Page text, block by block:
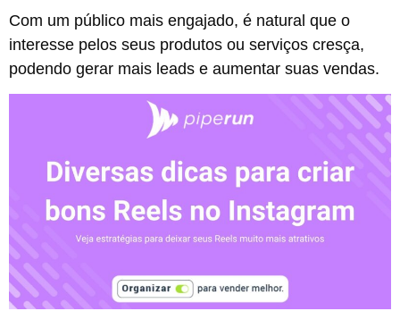
Com um público mais engajado, é natural que o
interesse pelos seus produtos ou serviços cresça,
podendo gerar mais leads e aumentar suas vendas.